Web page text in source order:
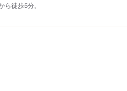
徒歩5分。